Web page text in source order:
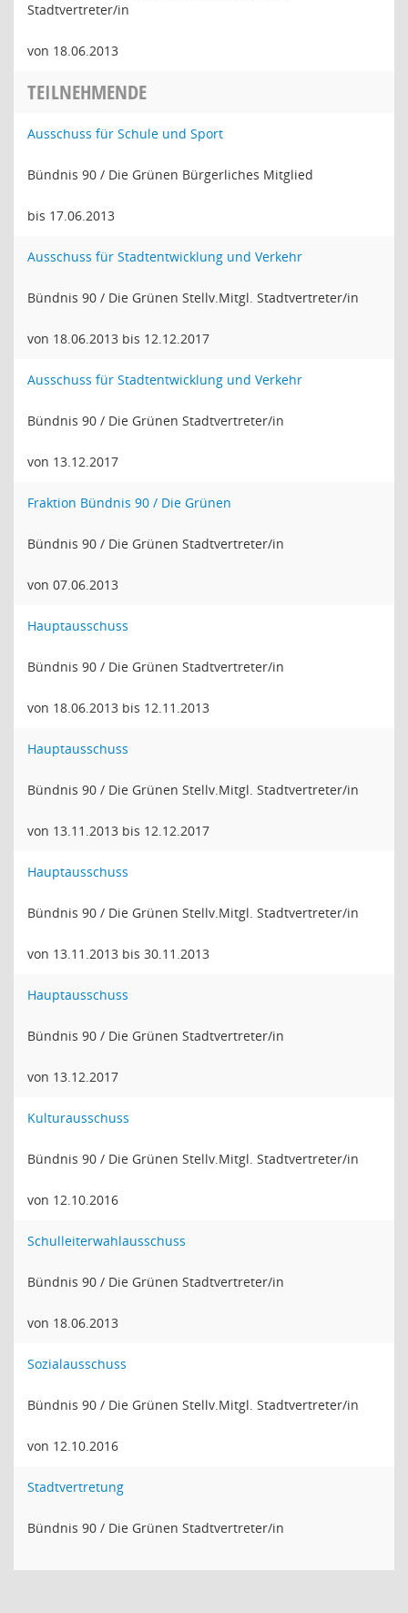
Stadtvertreter/in
von 18.06.2013
TEILNEHMENDE
Ausschuss für Schule und Sport
Bündnis 90 / Die Grünen Bürgerliches Mitglied
bis 17.06.2013
Ausschuss für Stadtentwicklung und Verkehr
Bündnis 90 / Die Grünen Stellv.Mitgl. Stadtvertreter/in
von 18.06.2013 bis 12.12.2017
Ausschuss für Stadtentwicklung und Verkehr
Bündnis 90 / Die Grünen Stadtvertreter/in
von 13.12.2017
Fraktion Bündnis 90 / Die Grünen
Bündnis 90 / Die Grünen Stadtvertreter/in
von 07.06.2013
Hauptausschuss
Bündnis 90 / Die Grünen Stadtvertreter/in
von 18.06.2013 bis 12.11.2013
Hauptausschuss
Bündnis 90 / Die Grünen Stellv.Mitgl. Stadtvertreter/in
von 13.11.2013 bis 12.12.2017
Hauptausschuss
Bündnis 90 / Die Grünen Stellv.Mitgl. Stadtvertreter/in
von 13.11.2013 bis 30.11.2013
Hauptausschuss
Bündnis 90 / Die Grünen Stadtvertreter/in
von 13.12.2017
Kulturausschuss
Bündnis 90 / Die Grünen Stellv.Mitgl. Stadtvertreter/in
von 12.10.2016
Schulleiterwahlausschuss
Bündnis 90 / Die Grünen Stadtvertreter/in
von 18.06.2013
Sozialausschuss
Bündnis 90 / Die Grünen Stellv.Mitgl. Stadtvertreter/in
von 12.10.2016
Stadtvertretung
Bündnis 90 / Die Grünen Stadtvertreter/in